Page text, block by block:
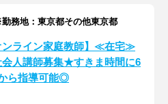
務地：東京都その他東京都
ンライン家庭教師】≪在宅≫
人講師募集★すきま時間に6
ら指導可能◎